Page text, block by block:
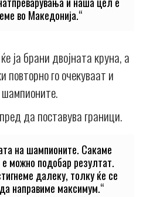
во Македонија.“
ја брани двојната круна, а
повторно го очекуваат и
да поставува граници.
на шампионите. Сакаме
можно подобар резултат.
далеку, толку ќе се
направиме максимум.“